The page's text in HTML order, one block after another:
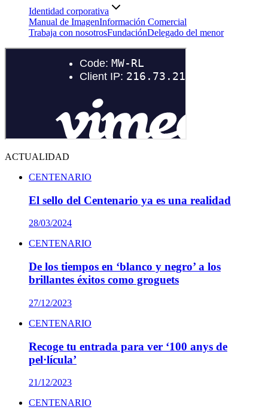
Identidad corporativa
Manual de ImagenInformación Comercial
Trabaja con nosotrosFundaciónDelegado del menor
ACTUALIDAD
CENTENARIO
El sello del Centenario ya es una realidad
28/03/2024
CENTENARIO
De los tiempos en ‘blanco y negro’ a los
brillantes éxitos como groguets
27/12/2023
CENTENARIO
Recoge tu entrada para ver ‘100 anys de
pel·lícula’
21/12/2023
CENTENARIO